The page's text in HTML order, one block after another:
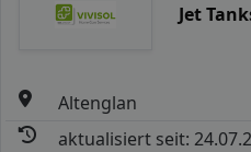
Jet
Altenglan
aktualisiert seit: